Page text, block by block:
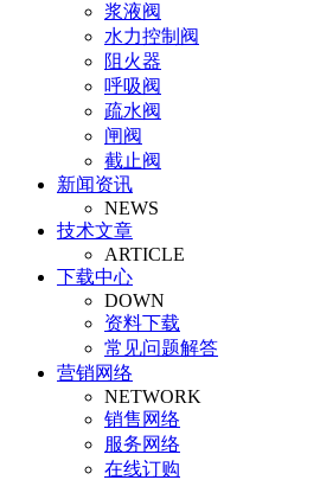
浆液阀
水力控制阀
阻火器
呼吸阀
疏水阀
闸阀
截止阀
止回阀
氧气阀
视镜
氨气阀
排泥阀
旋塞阀
平衡阀
调节阀
安全阀
管夹阀
气动阀门
真空阀
新闻资讯
NEWS
技术文章
ARTICLE
下载中心
DOWN
资料下载
常见问题解答
营销网络
NETWORK
销售网络
服务网络
在线订购